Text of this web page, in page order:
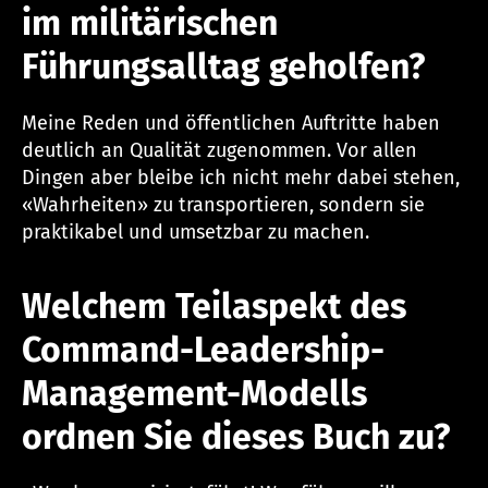
im militärischen
Führungsalltag geholfen?
Meine Reden und öffentlichen Auftritte haben
deutlich an Qualität zugenommen. Vor allen
Dingen aber bleibe ich nicht mehr dabei stehen,
«Wahrheiten» zu transportieren, sondern sie
praktikabel und umsetzbar zu machen.
Welchem Teilaspekt des
Command-Leadership-
Management-Modells
ordnen Sie dieses Buch zu?